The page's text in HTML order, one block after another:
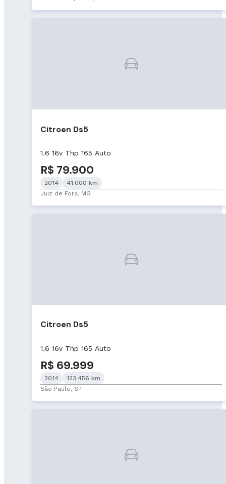
Citroen Ds5
1.6 16v Thp 165 Auto
R$ 79.900
2014
41.000 km
Juiz de Fora, MG
Citroen Ds5
1.6 16v Thp 165 Auto
R$ 69.999
2014
123.456 km
São Paulo, SP